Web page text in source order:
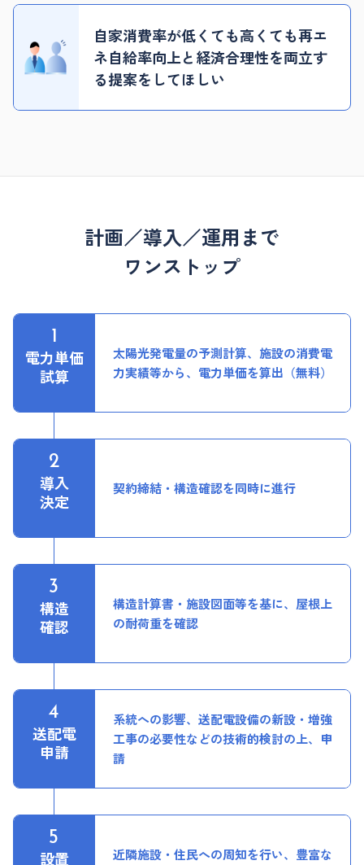
自家消費率が低くても高くても再エ
ネ自給率向上と経済合理性を両立す
る提案をしてほしい
計画／導入／運用まで
ワンストップ
電力単価
試算
太陽光発電量の予測計算、施設の消費電
力実績等から、電力単価を算出（無料）
導入
決定
契約締結・構造確認を同時に進行
構造
確認
構造計算書・施設図面等を基に、屋根上
の耐荷重を確認
送配電
申請
系統への影響、送配電設備の新設・増強
工事の必要性などの技術的検討の上、申
請
設置
近隣施設・住民への周知を行い、豊富な